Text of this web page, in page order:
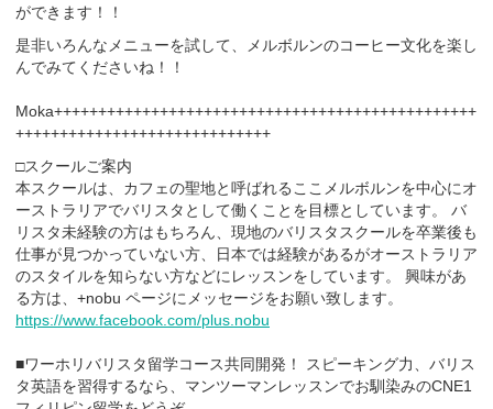
ができます！！
是非いろんなメニューを試して、メルボルンのコーヒー文化を楽し
んでみてくださいね！！
Moka++++++++++++++++++++++++++++++++++++++++++++++++
+++++++++++++++++++++++++++++
□スクールご案内
本スクールは、カフェの聖地と呼ばれるここメルボルンを中心にオ
ーストラリアでバリスタとして働くことを目標としています。 バ
リスタ未経験の方はもちろん、現地のバリスタスクールを卒業後も
仕事が見つかっていない方、日本では経験があるがオーストラリア
のスタイルを知らない方などにレッスンをしています。 興味があ
る方は、+nobu ページにメッセージをお願い致します。
https://www.facebook.com/plus.nobu
■ワーホリバリスタ留学コース共同開発！ スピーキング力、バリス
タ英語を習得するなら、マンツーマンレッスンでお馴染みのCNE1